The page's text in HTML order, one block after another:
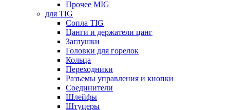
Прочее MIG
для TIG
Сопла TIG
Цанги и держатели цанг
Заглушки
Головки для горелок
Кольца
Переходники
Разъемы управления и кнопки
Соединители
Шлейфы
Штуцеры